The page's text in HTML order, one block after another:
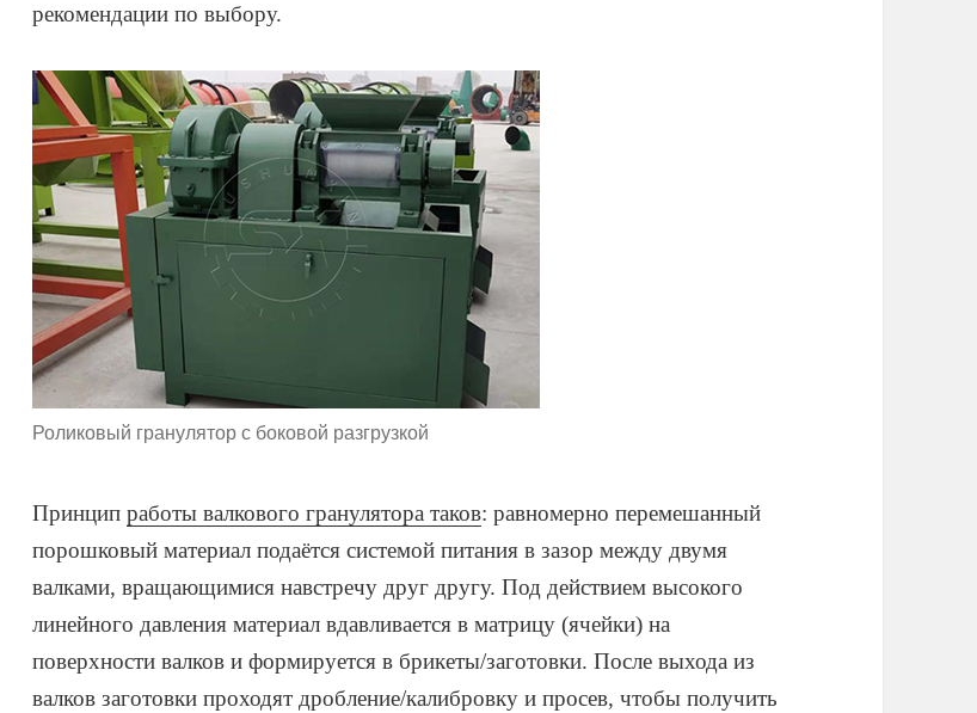
рекомендации по выбору.
Роликовый гранулятор с боковой разгрузкой
Принципработы валкового гранулятора таков: равномерно перемешанный
порошковый материал подаётся системой питания в зазор между двумя
валками, вращающимися навстречу друг другу. Под действием высокого
линейного давления материал вдавливается в матрицу (ячейки) на
поверхности валков и формируется в брикеты/заготовки. После выхода из
валков заготовки проходят дробление/калибровку и просев, чтобы получить